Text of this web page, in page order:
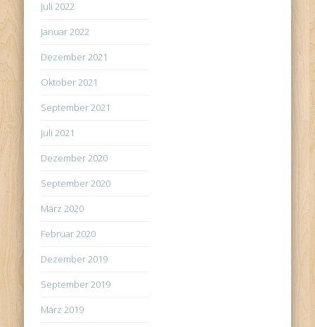
Juli 2022
Januar 2022
Dezember 2021
Oktober 2021
September 2021
Juli 2021
Dezember 2020
September 2020
März 2020
Februar 2020
Dezember 2019
September 2019
März 2019